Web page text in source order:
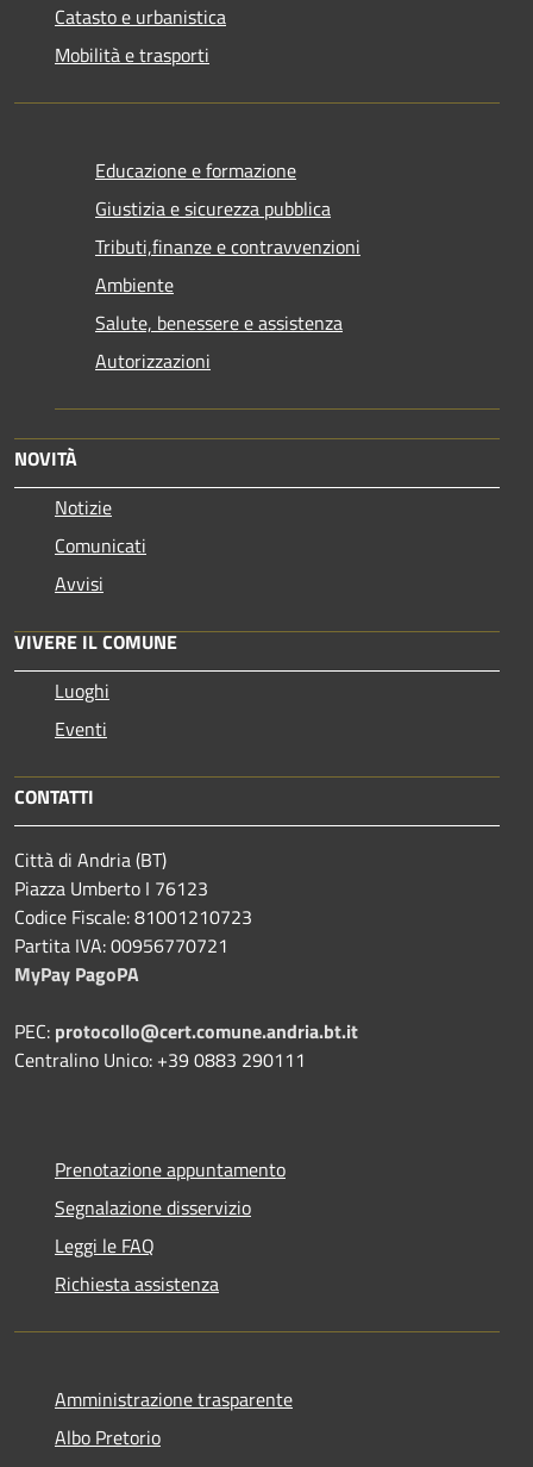
Catasto e urbanistica
Mobilità e trasporti
Educazione e formazione
Giustizia e sicurezza pubblica
Tributi,finanze e contravvenzioni
Ambiente
Salute, benessere e assistenza
Autorizzazioni
NOVITÀ
Notizie
Comunicati
Avvisi
VIVERE IL COMUNE
Luoghi
Eventi
CONTATTI
Città di Andria (BT)
Piazza Umberto I 76123
Codice Fiscale: 81001210723
Partita IVA: 00956770721
MyPay PagoPA
PEC: protocollo@cert.comune.andria.bt.it
Centralino Unico: +39 0883 290111
Prenotazione appuntamento
Segnalazione disservizio
Leggi le FAQ
Richiesta assistenza
Amministrazione trasparente
Albo Pretorio